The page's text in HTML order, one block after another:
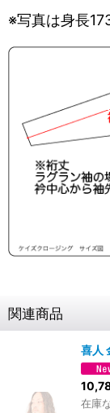
※写真は身長
関連商品
喜人
在庫